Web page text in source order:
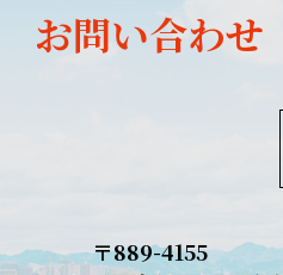
お問い合わせ
〒889-4155